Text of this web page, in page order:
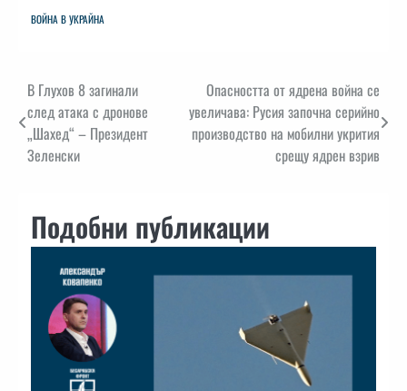
ВОЙНА В УКРАЙНА
Навигация
В Глухов 8 загинали
след атака с дронове
„Шахед“ – Президент
Зеленски
Опасността от ядрена война се
увеличава: Русия започна серийно
производство на мобилни укрития
срещу ядрен взрив
Подобни публикации